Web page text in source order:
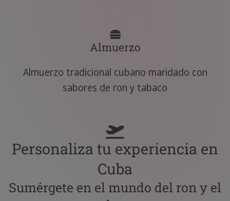
Almuerzo
Almuerzo tradicional cubano maridado con
sabores de ron y tabaco
Personaliza tu experiencia en
Cuba
Sumérgete en el mundo del ron y el